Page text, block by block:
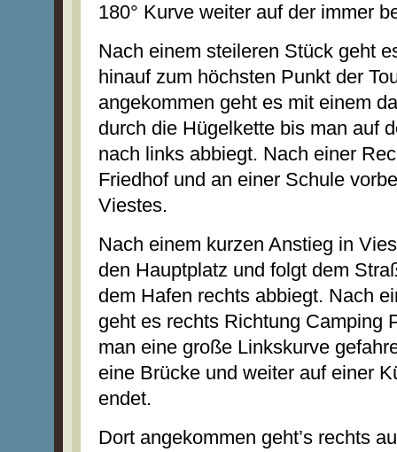
180° Kurve weiter auf der immer
Nach einem steileren Stück geht
hinauf zum höchsten Punkt der
angekommen geht es mit einem
durch die Hügelkette bis man auf
nach links abbiegt. Nach einer
Friedhof und an einer Schule
Viestes.
Nach einem kurzen Anstieg in
den Hauptplatz und folgt dem
dem Hafen rechts abbiegt. Nach
geht es rechts Richtung Camping
man eine große Linkskurve
eine Brücke und weiter auf einer
endet.
Dort angekommen geht’s rechts